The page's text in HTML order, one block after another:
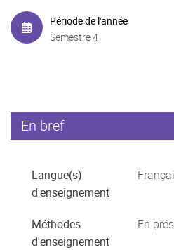
Période de l'année
Semestre 4
En bref
Langue(s)
d'enseignement
Méthodes
d'enseignement
En